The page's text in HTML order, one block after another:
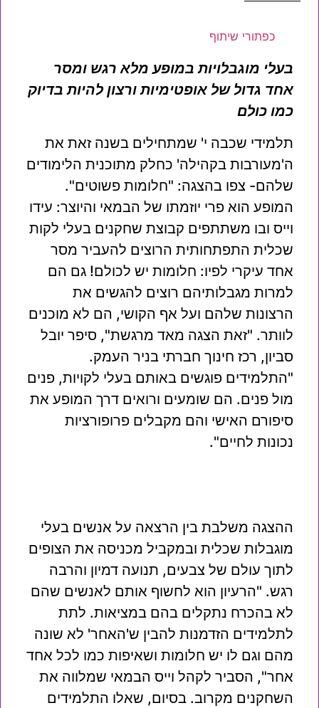
כפתורי שיתוף
בעלי מוגבלויות במופע מלא רגש ומסר
אחד גדול של אופטימיות ורצון להיות בדיוק
כמו כולם
תלמידי שכבה י' שמתחילים בשנה זאת את
ה'מעורבות בקהילה' כחלק מתוכנית הלימודים
שלהם- צפו בהצגה: "חלומות פשוטים".
המופע הוא פרי יוזמתו של הבמאי והיוצר: עידו
וייס ובו משתתפים קבוצת שחקנים בעלי לקות
שכלית התפתחותית הרוצים להעביר מסר
אחד עיקרי לפיו: חלומות יש לכולם! גם הם
למרות מגבלותיהם רוצים להגשים את
הרצונות שלהם ועל אף הקושי, הם לא מוכנים
לוותר. "זאת הצגה מאד מרגשת", סיפר יובל
סביון, רכז חינוך חברתי בניר העמק.
"התלמידים פוגשים באותם בעלי לקויות, פנים
מול פנים. הם שומעים ורואים דרך המופע את
סיפורם האישי והם מקבלים פרופורציות
נכונות לחיים".
ההצגה משלבת בין הרצאה על אנשים בעלי
מוגבלות שכלית ובמקביל מכניסה את הצופים
לתוך עולם של צבעים, תנועה דמיון והרבה
רגש. "הרעיון הוא לחשוף אותם לאנשים שהם
לא בהכרח נתקלים בהם במציאות. לתת
לתלמידים הזדמנות להבין ש'האחר' לא שונה
מהם וגם לו יש חלומות ושאיפות כמו לכל אחד
אחר", הסביר לקהל וייס הבמאי שמלווה את
השחקנים מקרוב. בסיום, שאלו התלמידים